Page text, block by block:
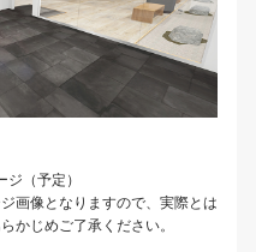
（予定）
画像となりますので、実際とは
かじめご了承ください。